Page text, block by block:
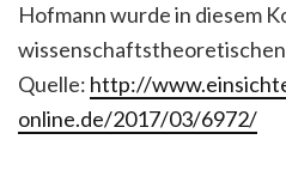
Hofmann wurde in diesem
Quelle: http://
online.de/2017/03/6972/